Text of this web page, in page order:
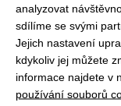
Na
2 090 Kč
analyzovat
sdílíme se svými
Jejich nastavení
kdykoliv jej můžete
informace najdete v
používání souborů